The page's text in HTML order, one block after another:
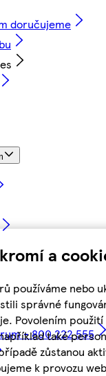
a
používáme nebo
správné
Povolením
také
zůstanou
k provozu
doručujeme
- 800 222 555